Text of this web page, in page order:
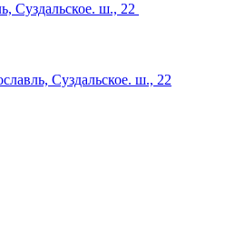
Суздальское. ш., 22
Суздальское. ш., 22